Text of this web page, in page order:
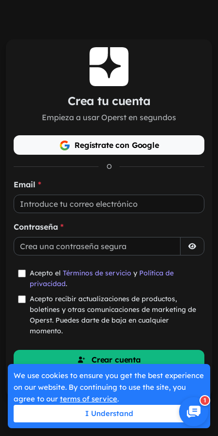
Crea tu cuenta
Empieza a usar Operst en segundos
Regístrate con Google
O
Email *
Contraseña *
Acepto el Términos de servicio y Política de
privacidad.
Acepto recibir actualizaciones de productos,
boletines y otras comunicaciones de marketing de
Operst. Puedes darte de baja en cualquier
momento.
Crear cuenta
¿Ya tienes una cuenta? Iniciar sesión
1
We use cookies to ensure you get the best experience
on our website. By continuing to use the site, you
agree to our terms of service.
I Understand